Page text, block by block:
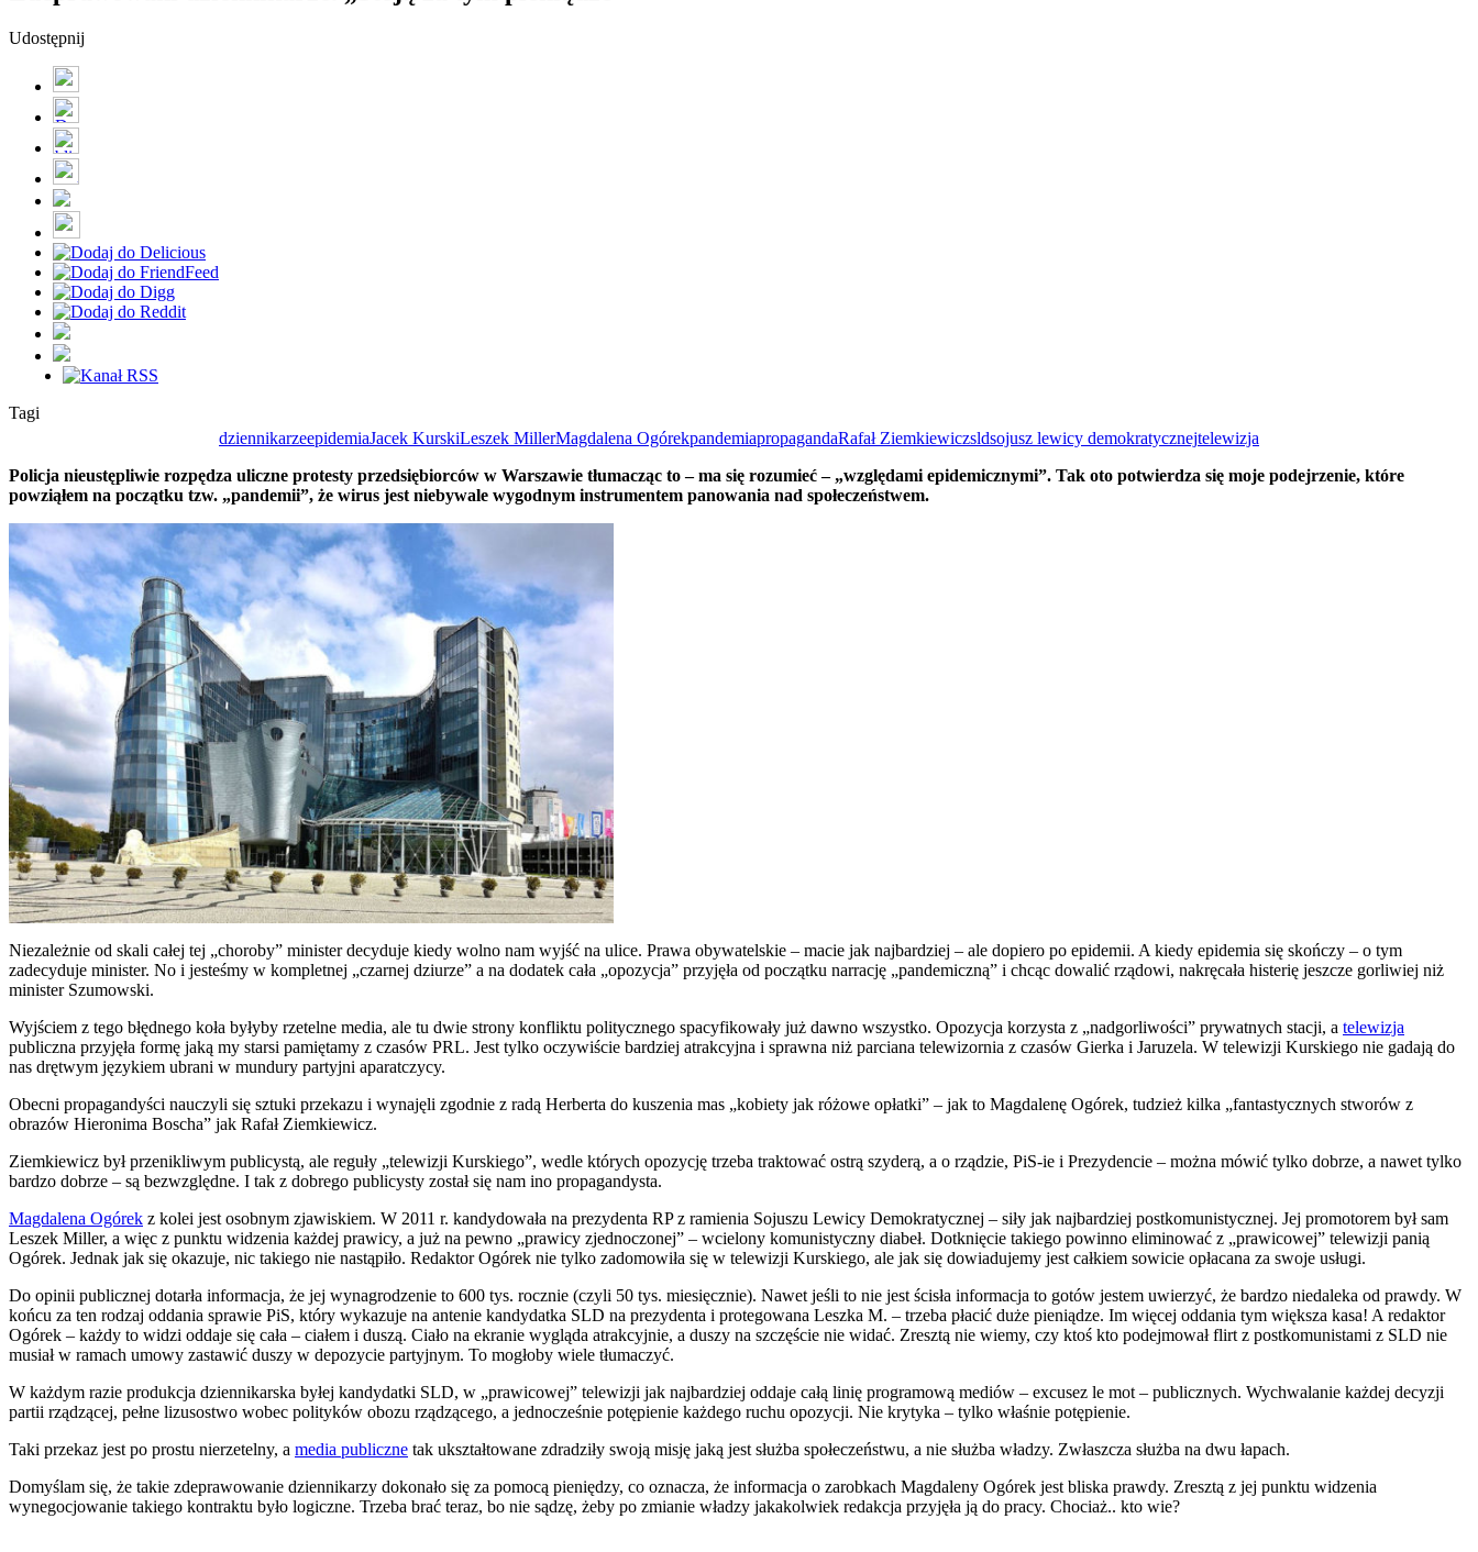
Udostępnij
Tagi
dziennikarzeepidemiaJacek KurskiLeszek MillerMagdalena OgórekpandemiapropagandaRafał Ziemkiewiczsldsojusz lewicy demokratycznejtelewizja
Policja nieustępliwie rozpędza uliczne protesty przedsiębiorców w Warszawie tłumacząc to – ma się rozumieć – „względami epidemicznymi”. Tak oto potwierdza się moje podejrzenie, które
powziąłem na początku tzw. „pandemii”, że wirus jest niebywale wygodnym instrumentem panowania nad społeczeństwem.
Niezależnie od skali całej tej „choroby” minister decyduje kiedy wolno nam wyjść na ulice. Prawa obywatelskie – macie jak najbardziej – ale dopiero po epidemii. A kiedy epidemia się skończy – o tym
zadecyduje minister. No i jesteśmy w kompletnej „czarnej dziurze” a na dodatek cała „opozycja” przyjęła od początku narrację „pandemiczną” i chcąc dowalić rządowi, nakręcała histerię jeszcze gorliwiej niż
minister Szumowski.
Wyjściem z tego błędnego koła byłyby rzetelne media, ale tu dwie strony konfliktu politycznego spacyfikowały już dawno wszystko. Opozycja korzysta z „nadgorliwości” prywatnych stacji, a telewizja
publiczna przyjęła formę jaką my starsi pamiętamy z czasów PRL. Jest tylko oczywiście bardziej atrakcyjna i sprawna niż parciana telewizornia z czasów Gierka i Jaruzela. W telewizji Kurskiego nie gadają do
nas drętwym językiem ubrani w mundury partyjni aparatczycy.
Obecni propagandyści nauczyli się sztuki przekazu i wynajęli zgodnie z radą Herberta do kuszenia mas „kobiety jak różowe opłatki” – jak to Magdalenę Ogórek, tudzież kilka „fantastycznych stworów z
obrazów Hieronima Boscha” jak Rafał Ziemkiewicz.
Ziemkiewicz był przenikliwym publicystą, ale reguły „telewizji Kurskiego”, wedle których opozycję trzeba traktować ostrą szyderą, a o rządzie, PiS-ie i Prezydencie – można mówić tylko dobrze, a nawet tylko
bardzo dobrze – są bezwzględne. I tak z dobrego publicysty został się nam ino propagandysta.
Magdalena Ogórek z kolei jest osobnym zjawiskiem. W 2011 r. kandydowała na prezydenta RP z ramienia Sojuszu Lewicy Demokratycznej – siły jak najbardziej postkomunistycznej. Jej promotorem był sam
Leszek Miller, a więc z punktu widzenia każdej prawicy, a już na pewno „prawicy zjednoczonej” – wcielony komunistyczny diabeł. Dotknięcie takiego powinno eliminować z „prawicowej” telewizji panią
Ogórek. Jednak jak się okazuje, nic takiego nie nastąpiło. Redaktor Ogórek nie tylko zadomowiła się w telewizji Kurskiego, ale jak się dowiadujemy jest całkiem sowicie opłacana za swoje usługi.
Do opinii publicznej dotarła informacja, że jej wynagrodzenie to 600 tys. rocznie (czyli 50 tys. miesięcznie). Nawet jeśli to nie jest ścisła informacja to gotów jestem uwierzyć, że bardzo niedaleka od prawdy. W
końcu za ten rodzaj oddania sprawie PiS, który wykazuje na antenie kandydatka SLD na prezydenta i protegowana Leszka M. – trzeba płacić duże pieniądze. Im więcej oddania tym większa kasa! A redaktor
Ogórek – każdy to widzi oddaje się cała – ciałem i duszą. Ciało na ekranie wygląda atrakcyjnie, a duszy na szczęście nie widać. Zresztą nie wiemy, czy ktoś kto podejmował flirt z postkomunistami z SLD nie
musiał w ramach umowy zastawić duszy w depozycie partyjnym. To mogłoby wiele tłumaczyć.
W każdym razie produkcja dziennikarska byłej kandydatki SLD, w „prawicowej” telewizji jak najbardziej oddaje całą linię programową mediów – excusez le mot – publicznych. Wychwalanie każdej decyzji
partii rządzącej, pełne lizusostwo wobec polityków obozu rządzącego, a jednocześnie potępienie każdego ruchu opozycji. Nie krytyka – tylko właśnie potępienie.
Taki przekaz jest po prostu nierzetelny, a media publiczne tak ukształtowane zdradziły swoją misję jaką jest służba społeczeństwu, a nie służba władzy. Zwłaszcza służba na dwu łapach.
Domyślam się, że takie zdeprawowanie dziennikarzy dokonało się za pomocą pieniędzy, co oznacza, że informacja o zarobkach Magdaleny Ogórek jest bliska prawdy. Zresztą z jej punktu widzenia
wynegocjowanie takiego kontraktu było logiczne. Trzeba brać teraz, bo nie sądzę, żeby po zmianie władzy jakakolwiek redakcja przyjęła ją do pracy. Chociaż.. kto wie?